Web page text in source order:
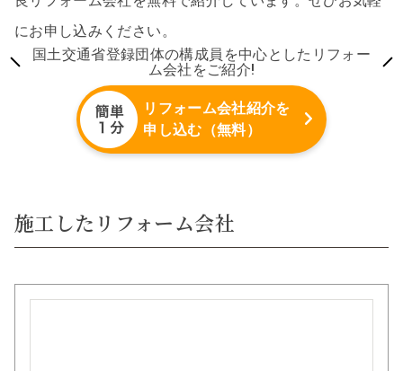
にお申し込みください。
国土交通省登録団体の構成員を中心としたリフォー
ム会社をご紹介!
リフォーム会社紹介を
申し込む（無料）
施工したリフォーム会社